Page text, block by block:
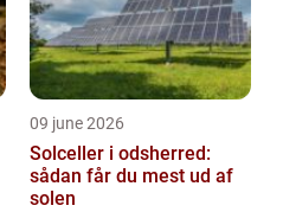
09 june 2026
Solceller i odsherred:
sådan får du mest ud af
solen